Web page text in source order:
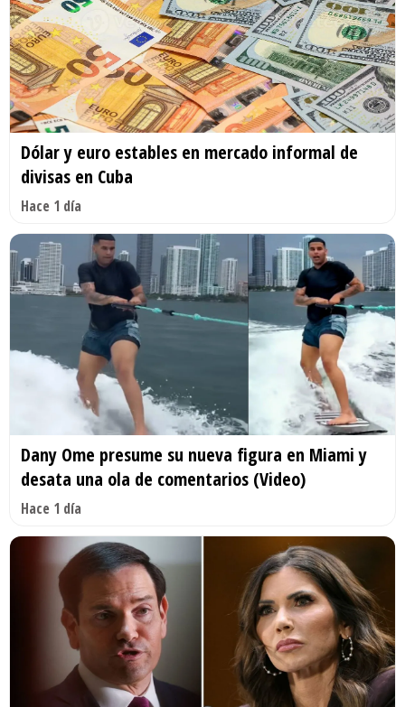
Dólar y euro estables en mercado informal de
divisas en Cuba
Hace 1 día
Dany Ome presume su nueva figura en Miami y
desata una ola de comentarios (Video)
Hace 1 día